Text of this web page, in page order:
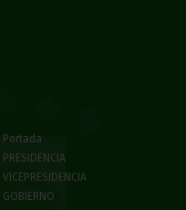
Portada
PRESIDENCIA
VICEPRESIDENCIA
GOBIERNO